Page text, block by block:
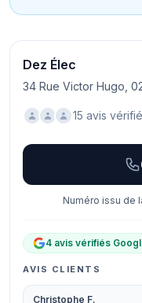
Dez Élec
34 Rue Victor Hugo,
15 avis
Numéro issu de
4 avis vérifiés
AVIS CLIENTS
Christophe F.